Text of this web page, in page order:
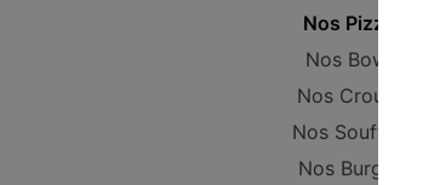
Nos Pizzas
Nos Bowls
Nos Crousty
Nos Soufflets
Nos Burgers